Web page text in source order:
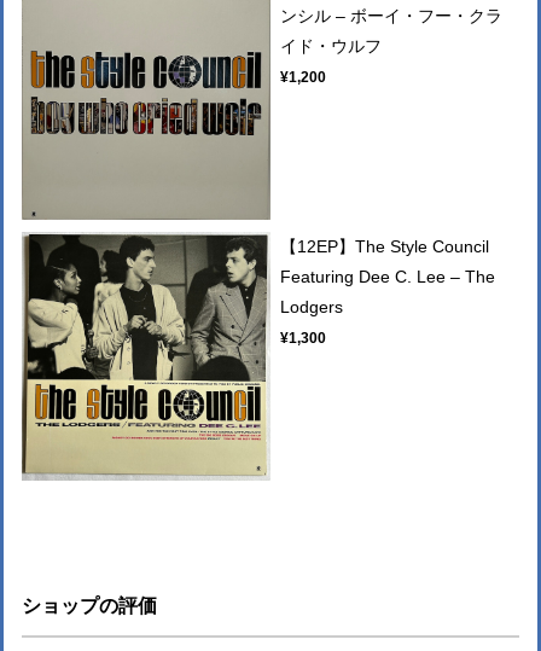
ンシル – ボーイ・フー・クラ
イド・ウルフ
¥1,200
【12EP】The Style Council
Featuring Dee C. Lee – The
Lodgers
¥1,300
ショップの評価